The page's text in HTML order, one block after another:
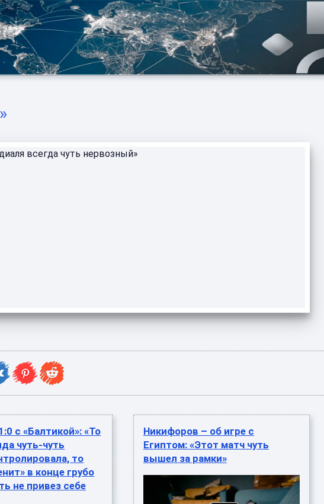
с «Балтикой»: «То
чуть-чуть
то
в конце грубо
не привез себе
Никифоров – об игре с
Египтом: «Этот матч чуть
вышел за рамки»